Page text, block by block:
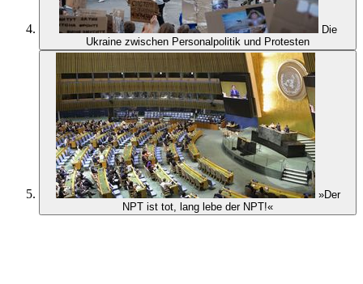
Die
Ukraine zwischen Personalpolitik und Protesten
»Der
NPT ist tot, lang lebe der NPT!«